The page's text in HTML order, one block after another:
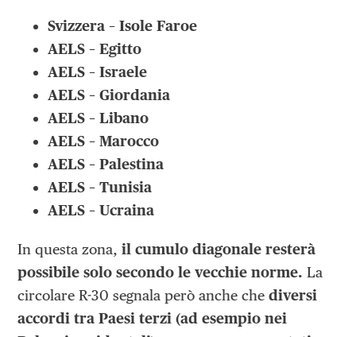
Svizzera – Isole Faroe
AELS – Egitto
AELS – Israele
AELS – Giordania
AELS – Libano
AELS – Marocco
AELS – Palestina
AELS – Tunisia
AELS – Ucraina
In questa zona,il cumulo diagonale resterà
possibile solo secondo le vecchie norme.La
circolare R-30 segnala però anche che diversi
accordi tra Paesi terzi (ad esempio nei